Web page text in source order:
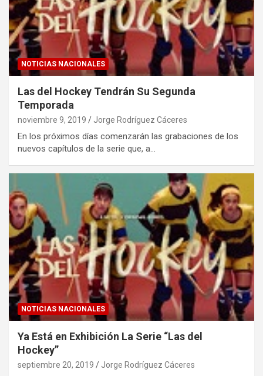
NOTICIAS NACIONALES
Las del Hockey Tendrán Su Segunda
Temporada
noviembre 9, 2019 Jorge Rodríguez Cáceres
En los próximos días comenzarán las grabaciones de los
nuevos capítulos de la serie que, a…
NOTICIAS NACIONALES
Ya Está en Exhibición La Serie “Las del
Hockey”
septiembre 20, 2019 Jorge Rodríguez Cáceres